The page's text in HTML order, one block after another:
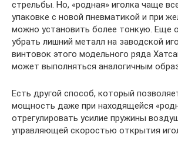
стрельбы. Но, «родная» иголка чаще
упаковке с новой пневматикой и при
можно установить более тонкую. Еще
убрать лишний металл на заводской
винтовок этого модельного ряда
может выполняться аналогичным
Есть другой способ, который
мощность даже при находящейся
отрегулировать усилие пружины
управляющей скоростью открытия